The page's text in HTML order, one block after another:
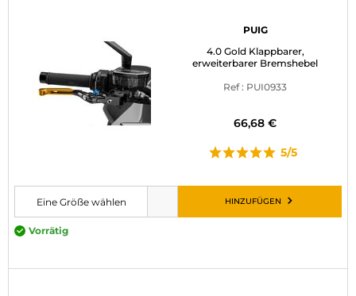
PUIG
4.0 Gold Klappbarer,
erweiterbarer Bremshebel
Ref : PUI0933
66,68 €
5/5
Bitte wählen Sie eine Größe, bevor Sie den Artikel in den Warenkorb
Eine Größe wählen
Vorrätig
HINZUFÜGEN